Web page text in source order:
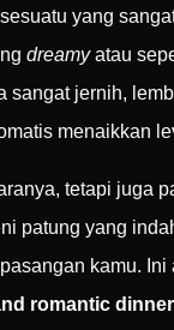
yang
dreamyatau
jernih,
menaikkan
tetapi juga
patung yang
kamu.
romantic